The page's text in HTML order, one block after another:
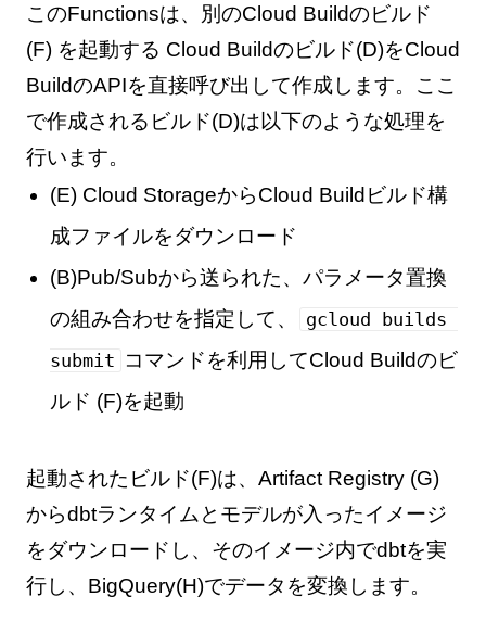
このFunctionsは、別のCloud Buildのビルド
(F) を起動する Cloud Buildのビルド(D)をCloud
BuildのAPIを直接呼び出して作成します。ここ
で作成されるビルド(D)は以下のような処理を
行います。
(E) Cloud StorageからCloud Buildビルド構
成ファイルをダウンロード
(B)Pub/Subから送られた、パラメータ置換
の組み合わせを指定して、
gcloud builds
submit コマンドを利用してCloud Buildのビ
ルド (F)を起動
起動されたビルド(F)は、Artifact Registry (G)
からdbtランタイムとモデルが入ったイメージ
をダウンロードし、そのイメージ内でdbtを実
行し、BigQuery(H)でデータを変換します。